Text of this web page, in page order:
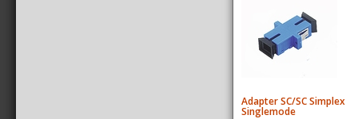
Adapter SC/SC Simplex
Singlemode